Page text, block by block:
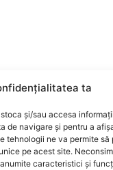
ta
și/sau accesa
de navigare și pentru a
tehnologii ne va permite să
pe acest site.
caracteristici și
ARTICOLUL
De-a v-ati